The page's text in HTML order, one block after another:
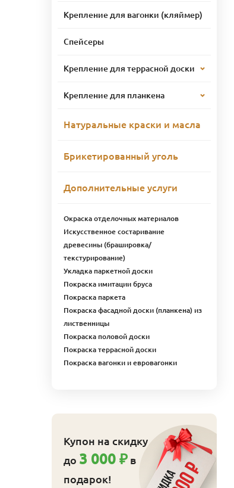
сорт
Плинтус
(лиственница)
сапожек, сорт Экстра,
20х65х2500 мм
Цена
Крепление для вагонки (кляймер)
Спейсеры
Крепление для террасной доски
Крепление для планкена
Натуральные краски и масла
Брикетированный уголь
Дополнительные услуги
Окраска отделочных материалов
Искусственное состаривание
древесины (брашировка/
текстурирование)
Укладка паркетной доски
Покраска имитации бруса
Покраска паркета
Покраска фасадной доски (планкена) из
лиственницы
Покраска половой доски
Покраска террасной доски
Покраска вагонки и евровагонки
Купон на скидку
до 3 000 ₽ в
подарок!